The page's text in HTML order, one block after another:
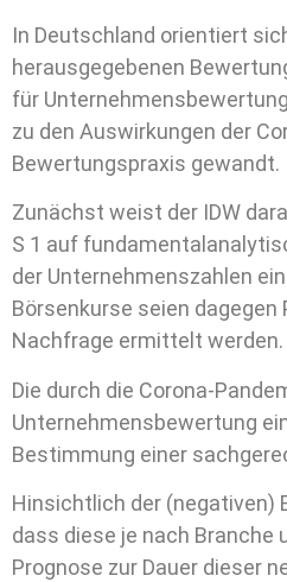
In Deutschland orientiert
herausgegebenen
für
zu den Auswirkungen der
Bewertungspraxis gewandt.
Zunächst weist der IDW
S 1 auf
der Unternehmenszahlen
Börsenkurse seien dagegen
Nachfrage ermittelt werden.
Die durch die Corona-
Unternehmensbewertung
Bestimmung einer
Hinsichtlich der (negativen)
dass diese je nach
Prognose zur Dauer dieser